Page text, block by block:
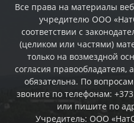
Все права на материалы
учредителю ООО
соответствии с
(целиком или частями)
только на возмездной
согласия правообладателя,
обязательна. По
звоните по телефонам:
или пишите по
Учредитель: ООО